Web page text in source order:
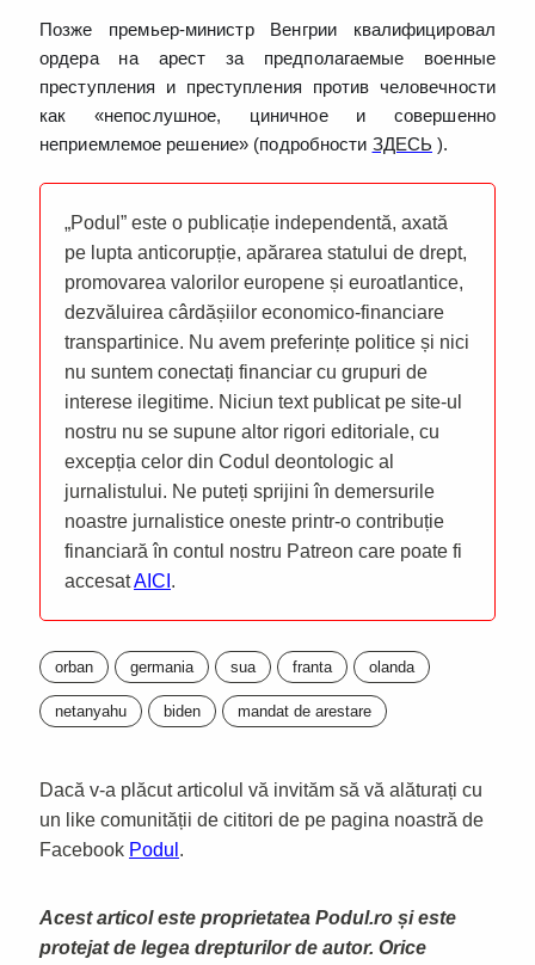
Позже премьер-министр Венгрии квалифицировал
ордера на арест за предполагаемые военные
преступления и преступления против человечности
как «непослушное, циничное и совершенно
неприемлемое решение» (подробности ЗДЕСЬ ).
„Podul” este o publicație independentă, axată
pe lupta anticorupție, apărarea statului de drept,
promovarea valorilor europene și euroatlantice,
dezvăluirea cârdășiilor economico-financiare
transpartinice. Nu avem preferințe politice și nici
nu suntem conectați financiar cu grupuri de
interese ilegitime. Niciun text publicat pe site-ul
nostru nu se supune altor rigori editoriale, cu
excepția celor din Codul deontologic al
jurnalistului. Ne puteți sprijini în demersurile
noastre jurnalistice oneste printr-o contribuție
financiară în contul nostru Patreon care poate fi
accesatAICI .
orban germania sua franta olanda
netanyahu biden mandat de arestare
Dacă v-a plăcut articolul vă invităm să vă alăturați cu
un like comunității de cititori de pe pagina noastră de
Facebook Podul .
Acest articol este proprietatea Podul.ro și este
protejat de legea drepturilor de autor. Orice